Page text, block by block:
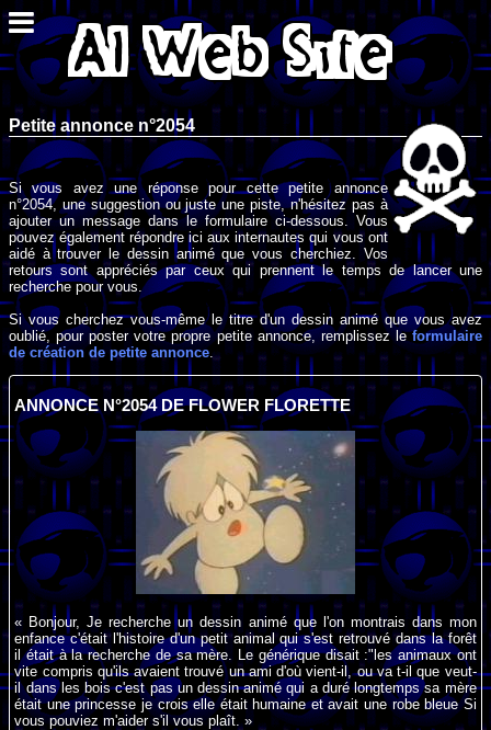
Petite annonce n°2054
Si vous avez une réponse pour cette petite annonce
n°2054, une suggestion ou juste une piste, n'hésitez pas à
ajouter un message dans le formulaire ci-dessous. Vous
pouvez également répondre ici aux internautes qui vous ont
aidé à trouver le dessin animé que vous cherchiez. Vos
retours sont appréciés par ceux qui prennent le temps de lancer une
recherche pour vous.
Si vous cherchez vous-même le titre d'un dessin animé que vous avez
oublié, pour poster votre propre petite annonce, remplissez leformulaire
de création de petite annonce .
ANNONCE N°2054 DE FLOWER FLORETTE
« Bonjour, Je recherche un dessin animé que l'on montrais dans mon
enfance c'était l'histoire d'un petit animal qui s'est retrouvé dans la forêt
il était à la recherche de sa mère. Le générique disait :"les animaux ont
vite compris qu'ils avaient trouvé un ami d'où vient-il, ou va t-il que veut-
il dans les bois c'est pas un dessin animé qui a duré longtemps sa mère
était une princesse je crois elle était humaine et avait une robe bleue Si
vous pouviez m'aider s'il vous plaît. »